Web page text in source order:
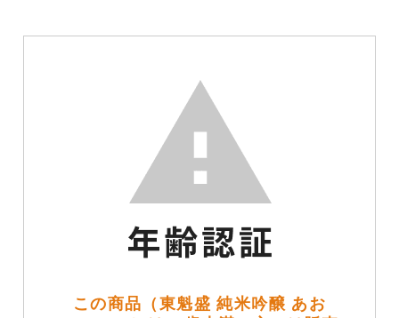
この商品（東魁盛 純米吟醸 あお